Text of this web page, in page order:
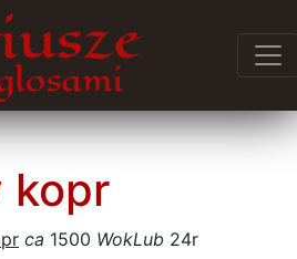
kopr
ca 1500 WokLub 24r